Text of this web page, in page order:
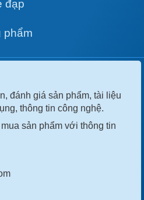
đạp
phẩm
đánh giá sản phẩm, tài liệu
thông tin công nghệ.
sản phẩm với thông tin